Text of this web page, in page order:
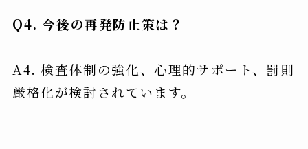
Q4. 今後の再発防止策は？
A4. 検査体制の強化、心理的サポート、罰則
厳格化が検討されています。